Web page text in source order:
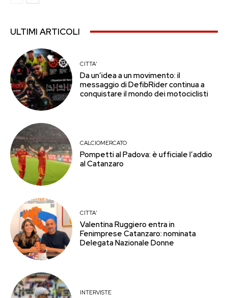
ULTIMI ARTICOLI
CITTA'
Da un’idea a un movimento: il
messaggio di DefibRider continua a
conquistare il mondo dei motociclisti
CALCIOMERCATO
Pompetti al Padova: è ufficiale l’addio
al Catanzaro
CITTA'
Valentina Ruggiero entra in
Fenimprese Catanzaro: nominata
Delegata Nazionale Donne
INTERVISTE